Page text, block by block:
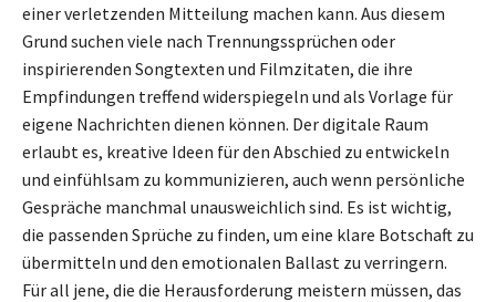
einer verletzenden Mitteilung machen kann. Aus diesem
Grund suchen viele nach Trennungssprüchen oder
inspirierenden Songtexten und Filmzitaten, die ihre
Empfindungen treffend widerspiegeln und als Vorlage für
eigene Nachrichten dienen können. Der digitale Raum
erlaubt es, kreative Ideen für den Abschied zu entwickeln
und einfühlsam zu kommunizieren, auch wenn persönliche
Gespräche manchmal unausweichlich sind. Es ist wichtig,
die passenden Sprüche zu finden, um eine klare Botschaft zu
übermitteln und den emotionalen Ballast zu verringern.
Für all jene, die die Herausforderung meistern müssen, das